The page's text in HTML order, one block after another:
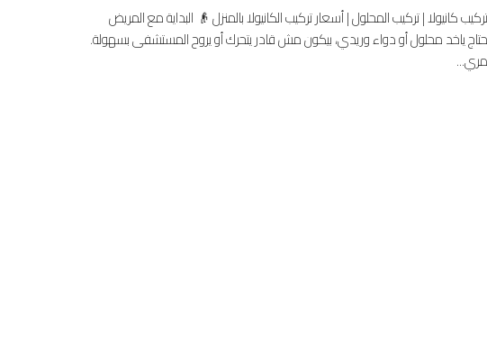
لعام 2026 – 2027 تمريض منزلي تركيب كانيولا | تركيب المحلول | أسعار تركيب الكانيولا بالمنزل 👴 البداية مع المريض
ياخد محلول أو دواء وريدي، بيكون مش قادر يتحرك أو يروح المستشفى بسهولة.